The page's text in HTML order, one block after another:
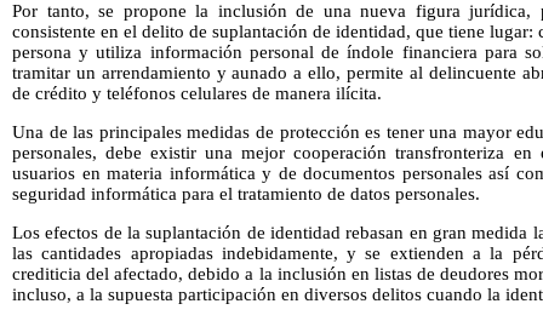
Por tanto, se propone la inclusión de una nueva figura
consistente en el delito de suplantación de identidad, que tiene lugar:
persona y utiliza información personal de índole financiera para
tramitar un arrendamiento y aunado a ello, permite al delincuente
de crédito y teléfonos celulares de manera ilícita.
Una de las principales medidas de protección es tener una mayor
personales, debe existir una mejor cooperación transfronteriza
usuarios en materia informática y de documentos personales así
seguridad informática para el tratamiento de datos personales.
Los efectos de la suplantación de identidad rebasan en gran medida
las cantidades apropiadas indebidamente, y se extienden a la
crediticia del afectado, debido a la inclusión en listas de deudores
incluso, a la supuesta participación en diversos delitos cuando la